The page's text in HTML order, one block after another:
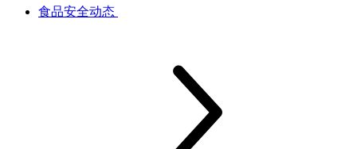
食品安全动态